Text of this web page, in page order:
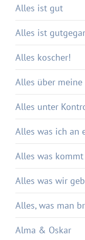
Alles ist gut
Alles ist
Alles koscher!
Alles über
Alles unter
Alles was ich an
Alles was kommt
Alles was wir
Alles, was man
Alma & Oskar